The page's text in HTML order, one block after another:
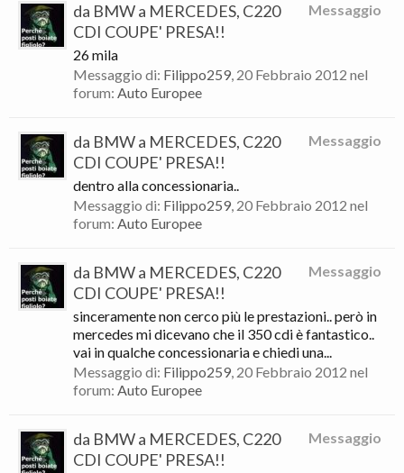
Messaggio
da BMW a MERCEDES, C220
CDI COUPE' PRESA!!
26 mila
Messaggio di: Filippo259, 20 Febbraio 2012 nel
forum: Auto Europee
Messaggio
da BMW a MERCEDES, C220
CDI COUPE' PRESA!!
dentro alla concessionaria..
Messaggio di: Filippo259, 20 Febbraio 2012 nel
forum: Auto Europee
Messaggio
da BMW a MERCEDES, C220
CDI COUPE' PRESA!!
sinceramente non cerco più le prestazioni.. però in
mercedes mi dicevano che il 350 cdi è fantastico..
vai in qualche concessionaria e chiedi una...
Messaggio di: Filippo259, 20 Febbraio 2012 nel
forum: Auto Europee
Messaggio
da BMW a MERCEDES, C220
CDI COUPE' PRESA!!